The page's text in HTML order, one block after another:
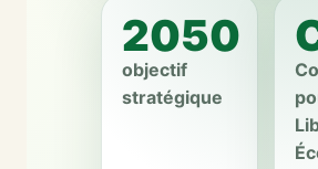
2050
objectif
stratégique